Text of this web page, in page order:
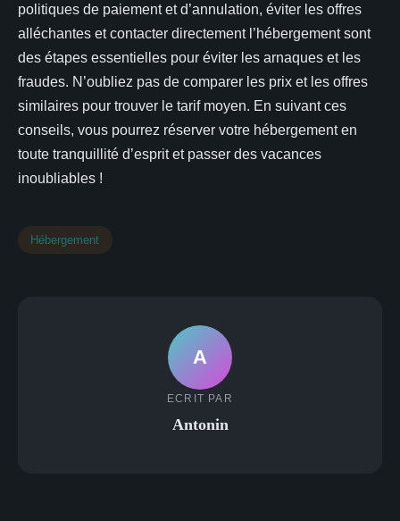
politiques de paiement et d’annulation, éviter les offres
alléchantes et contacter directement l’hébergement sont
des étapes essentielles pour éviter les arnaques et les
fraudes. N’oubliez pas de comparer les prix et les offres
similaires pour trouver le tarif moyen. En suivant ces
conseils, vous pourrez réserver votre hébergement en
toute tranquillité d’esprit et passer des vacances
inoubliables !
Hébergement
A
ECRIT PAR
Antonin